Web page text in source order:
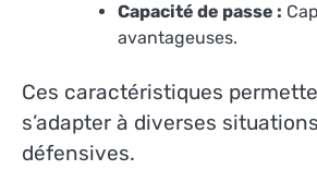
Capacité de passe :
avantageuses.
Ces caractéristiques
s’adapter à diverses
défensives.